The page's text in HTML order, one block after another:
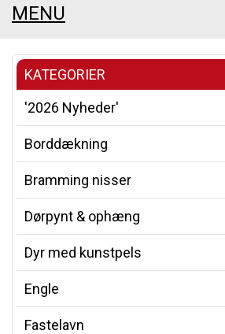
MENU
KATEGORIER
'2026 Nyheder'
Borddækning
Bramming nisser
Dørpynt & ophæng
Dyr med kunstpels
Engle
Fastelavn